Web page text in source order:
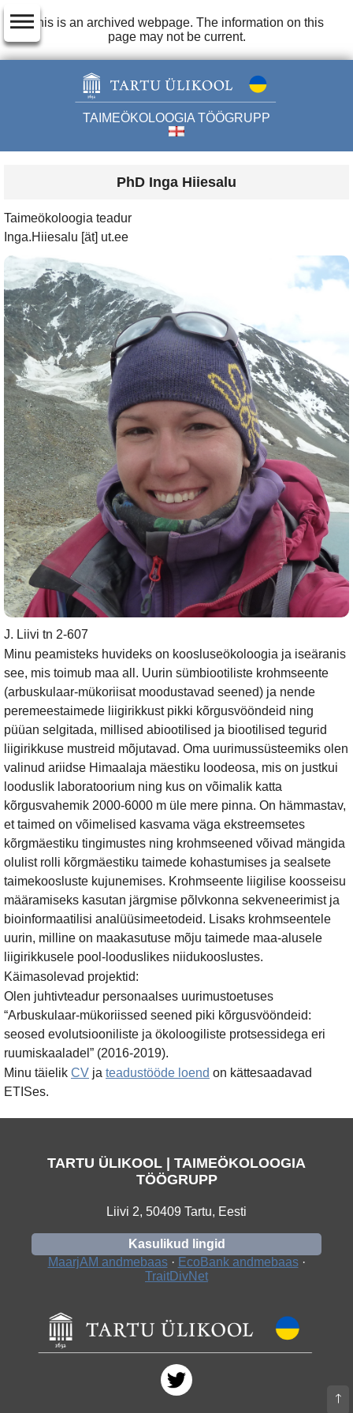
This is an archived webpage. The information on this
page may not be current.
TAIMEÖKOLOOGIA TÖÖGRUPP
dehaze
PhD Inga Hiiesalu
Taimeökoloogia teadur
Inga.Hiiesalu [ät] ut.ee
J. Liivi tn 2-607
Minu peamisteks huvideks on koosluseökoloogia ja iseäranis
see, mis toimub maa all. Uurin sümbiootiliste krohmseente
(arbuskulaar-mükoriisat moodustavad seened) ja nende
peremeestaimede liigirikkust pikki kõrgusvööndeid ning
püüan selgitada, millised abiootilised ja biootilised tegurid
liigirikkuse mustreid mõjutavad. Oma uurimussüsteemiks olen
valinud ariidse Himaalaja mäestiku loodeosa, mis on justkui
looduslik laboratoorium ning kus on võimalik katta
kõrgusvahemik 2000-6000 m üle mere pinna. On hämmastav,
et taimed on võimelised kasvama väga ekstreemsetes
kõrgmäestiku tingimustes ning krohmseened võivad mängida
olulist rolli kõrgmäestiku taimede kohastumises ja sealsete
taimekoosluste kujunemises. Krohmseente liigilise koosseisu
määramiseks kasutan järgmise põlvkonna sekveneerimist ja
bioinformaatilisi analüüsimeetodeid. Lisaks krohmseentele
uurin, milline on maakasutuse mõju taimede maa-alusele
liigirikkusele pool-looduslikes niidukooslustes.
Käimasolevad projektid:
Olen juhtivteadur personaalses uurimustoetuses
“Arbuskulaar-mükoriissed seened piki kõrgusvööndeid:
seosed evolutsiooniliste ja ökoloogiliste protsessidega eri
ruumiskaaladel” (2016-2019).
Minu täielik CV ja teadustööde loend on kättesaadavad
ETISes.
TARTU ÜLIKOOL | TAIMEÖKOLOOGIA
TÖÖGRUPP
Liivi 2, 50409 Tartu, Eesti
Kasulikud lingid
MaarjAM andmebaas· EcoBank andmebaas·
TraitDivNet
🡑